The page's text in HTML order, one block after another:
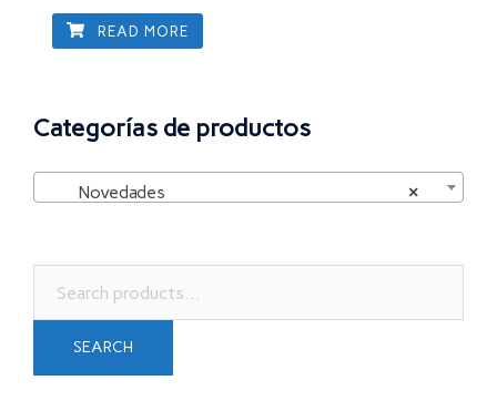
READ MORE
Categorías de productos
×
Novedades
for:
SEARCH